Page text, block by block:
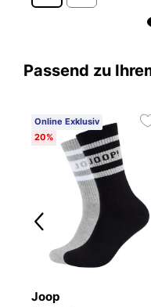
Passend zu
Online Exklusiv
20%
Joop